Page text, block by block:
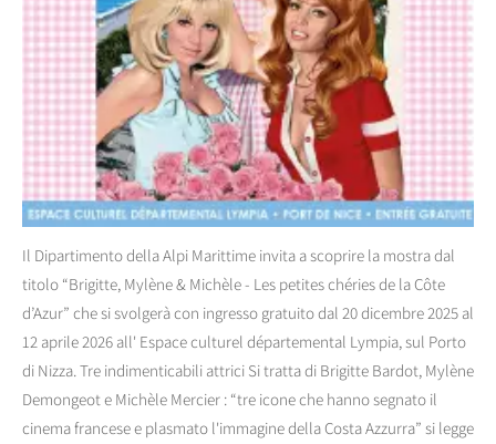
Il Dipartimento della Alpi Marittime invita a scoprire la mostra dal
titolo “Brigitte, Mylène & Michèle - Les petites chéries de la Côte
d’Azur” che si svolgerà con ingresso gratuito dal 20 dicembre 2025 al
12 aprile 2026 all' Espace culturel départemental Lympia, sul Porto
di Nizza. Tre indimenticabili attrici Si tratta di Brigitte Bardot, Mylène
Demongeot e Michèle Mercier : “tre icone che hanno segnato il
cinema francese e plasmato l'immagine della Costa Azzurra” si legge